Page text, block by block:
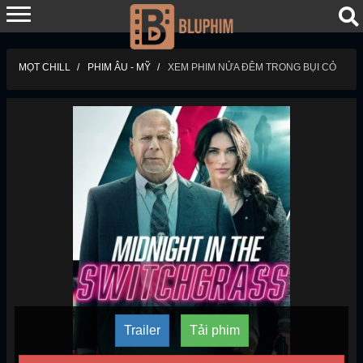
MỌT CHILL PHIM ÂU - MỸ XEM PHIM NỬA ĐÊM TRONG BỤI CỎ
Trailer Tải phim